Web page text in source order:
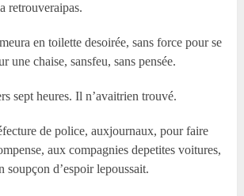
retrouveraipas.
en toilette desoirée, sans force pour se
une chaise, sansfeu, sans pensée.
sept heures. Il n’avaitrien trouvé.
de police, auxjournaux, pour faire
aux compagnies depetites voitures,
soupçon d’espoir lepoussait.